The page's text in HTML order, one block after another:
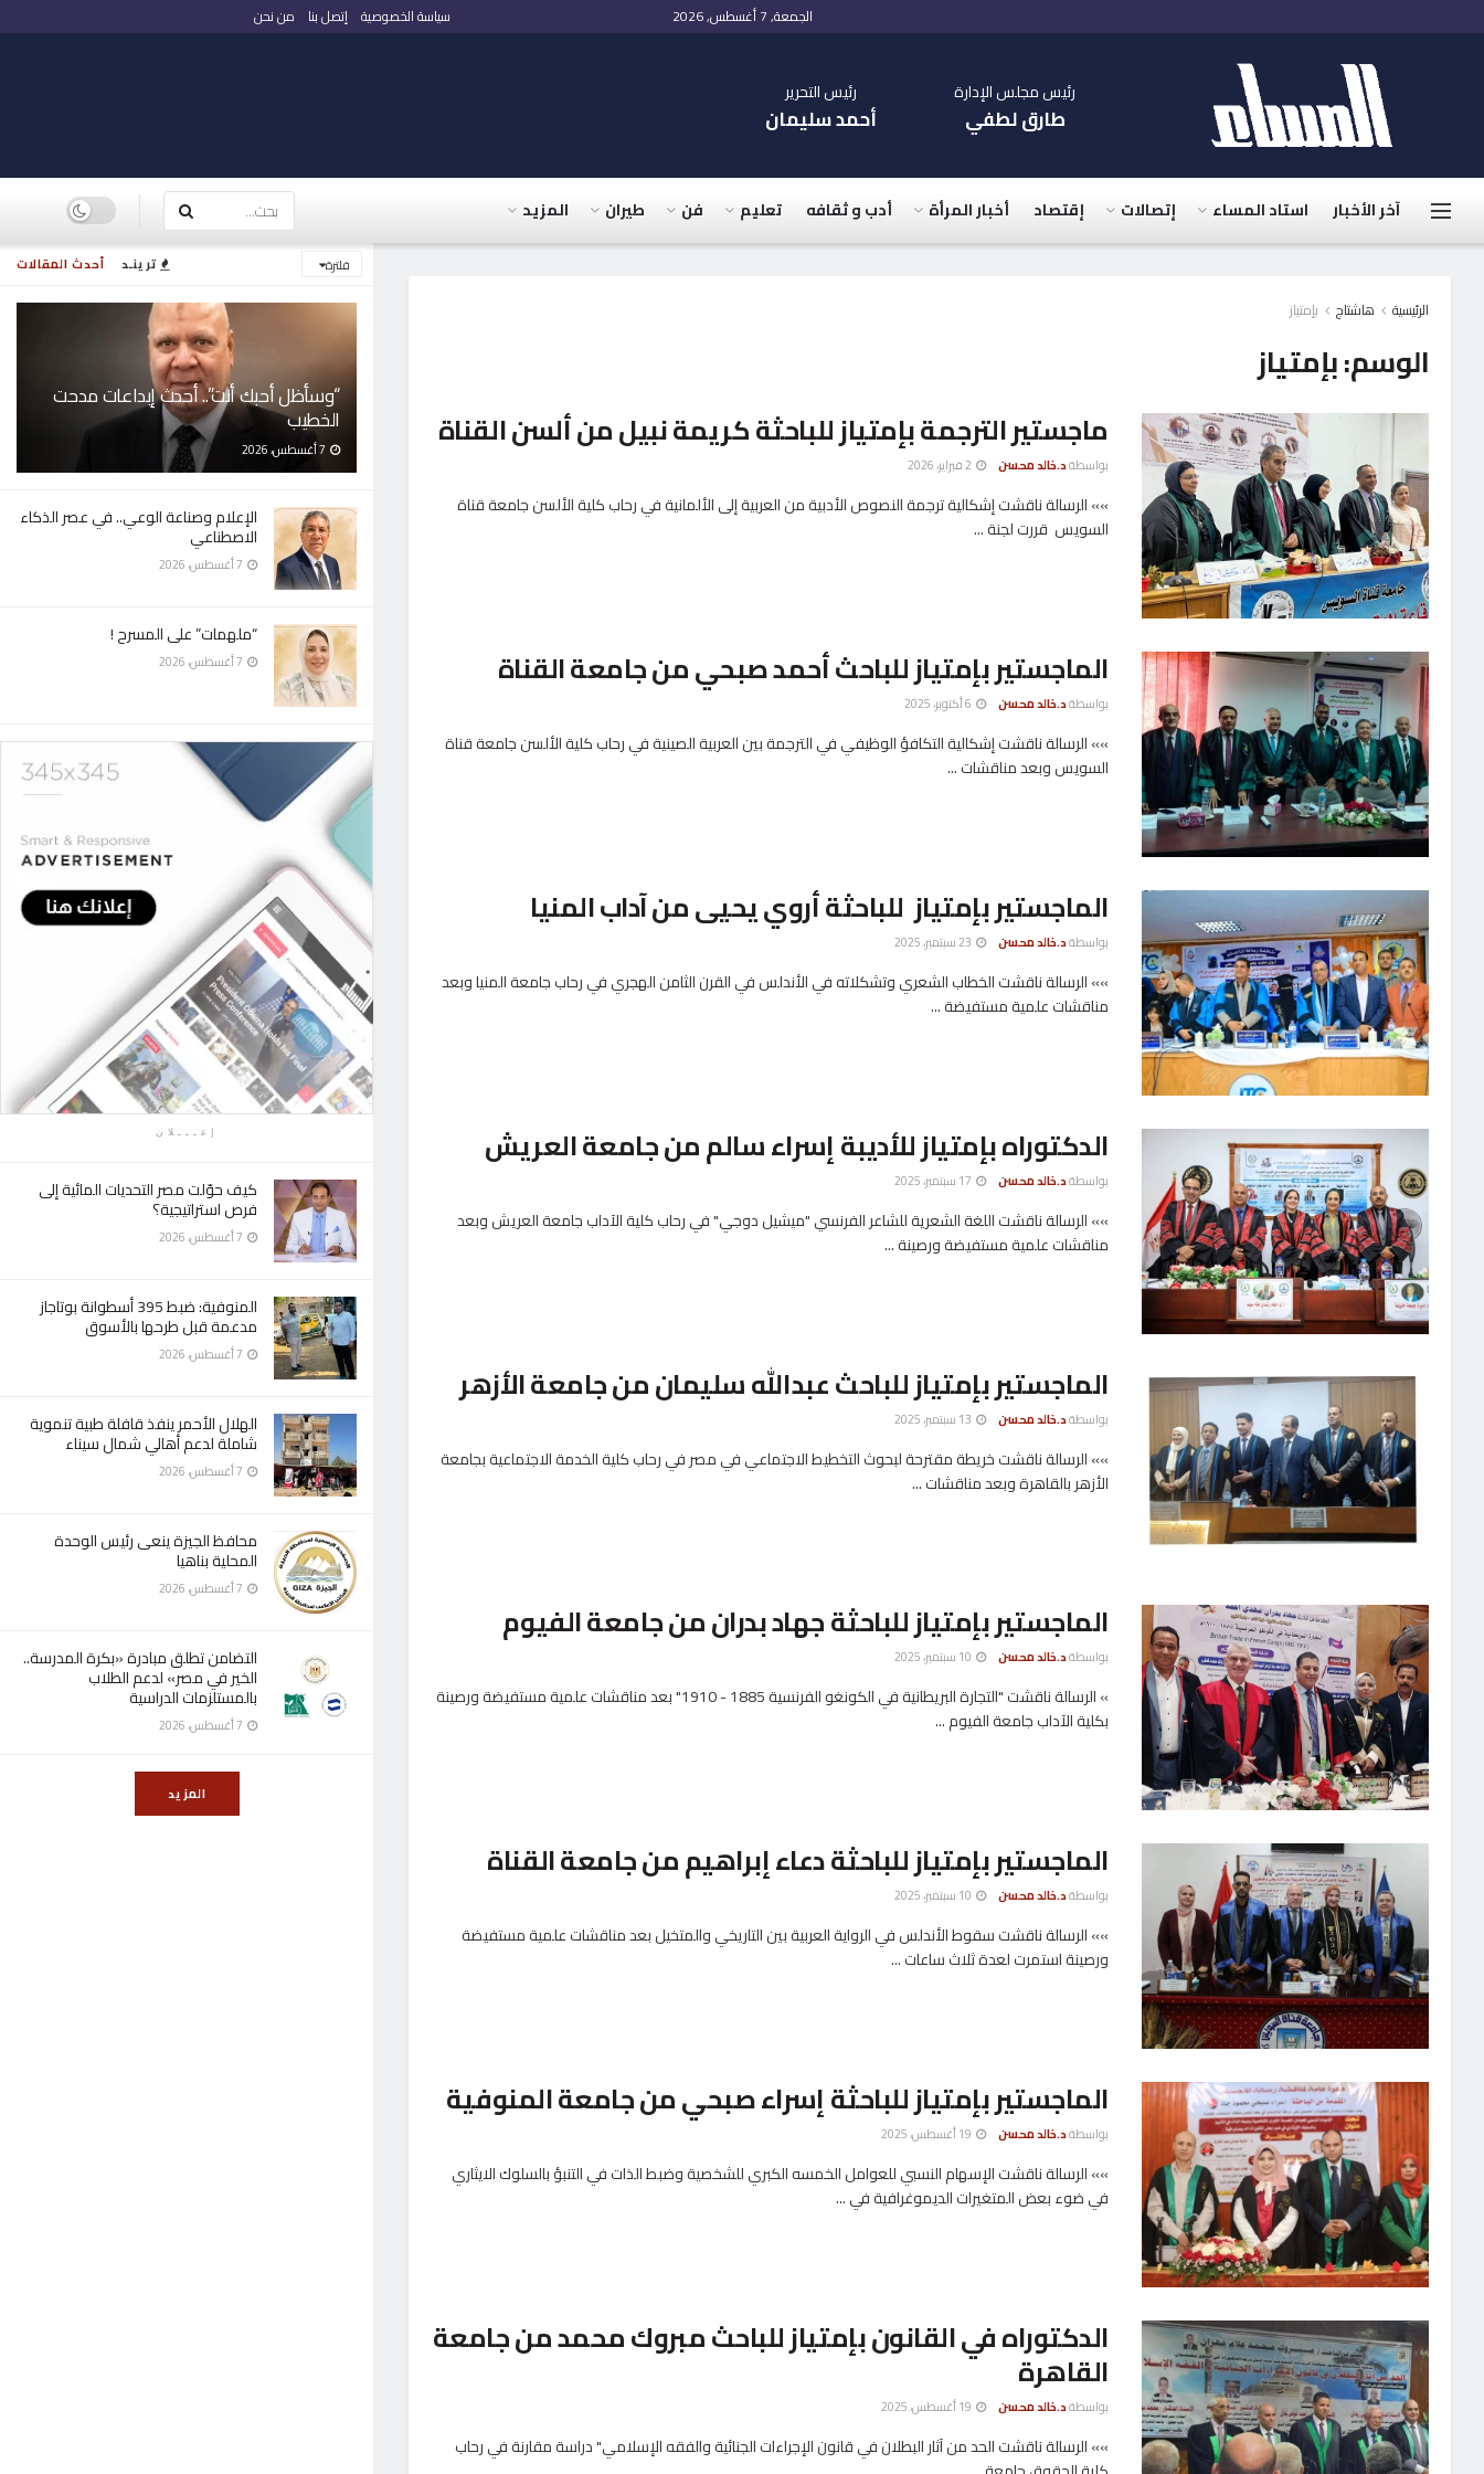
أحدث المقالات ترينـد فلترة
“وسأظل أحبك أنت”.. أحدث إبداعات مدحت
الخطيب
الإعلام وصناعة الوعي.. في عصر الذكاء
الاصطناعي
“ملهمات” على المسرح !
إعـــلان
كيف حوّلت مصر التحديات المائية إلى
فرص استراتيجية؟
المنوفية: ضبط 395 أسطوانة بوتاجاز
مدعمة قبل طرحها بالأسوق
الهلال الأحمر ينفذ قافلة طبية تنموية
شاملة لدعم أهالي شمال سيناء
محافظ الجيزة ينعى رئيس الوحدة
المحلية بناهيا
التضامن تطلق مبادرة «بكرة المدرسة..
الخير في مصر» لدعم الطلاب
بالمستلزمات الدراسية
المزيد
الجمعة, 7 أغسطس, 2026 سياسة الخصوصية إتصل بنا من نحن
رئيس مجلس الإدارة
طارق لطفي
رئيس التحرير
أحمد سليمان
آخر الأخبار استاد المساء إتصالات إقتصاد أخبار المرأة أدب و ثقافه تعليم فن طيران المزيد
الرئيسية هاشتاج بإمتياز
الوسم:بإمتياز
ماجستير الترجمة بإمتياز للباحثة كريمة نبيل من ألسن القناة
بواسطةد.خالد محسن
»» الرسالة ناقشت إشكالية ترجمة النصوص الأدبية من العربية إلى الألمانية في رحاب كلية الألسن جامعة قناة
السويس قررت لجنة ...
الماجستير بإمتياز للباحث أحمد صبحي من جامعة القناة
بواسطةد.خالد محسن
»» الرسالة ناقشت إشكالية التكافؤ الوظيفي في الترجمة بين العربية الصينية في رحاب كلية الألسن جامعة قناة
السويس وبعد مناقشات ...
الماجستير بإمتياز للباحثة أروي يحيى من آداب المنيا
بواسطةد.خالد محسن
»» الرسالة ناقشت الخطاب الشعري وتشكلاته في الأندلس في القرن الثامن الهجري في رحاب جامعة المنيا وبعد
مناقشات علمية مستفيضة ...
الدكتوراه بإمتياز للأديبة إسراء سالم من جامعة العريش
بواسطةد.خالد محسن
»» الرسالة ناقشت اللغة الشعرية للشاعر الفرنسي "ميشيل دوجي" في رحاب كلية الآداب جامعة العريش وبعد
مناقشات علمية مستفيضة ورصينة ...
الماجستير بإمتياز للباحث عبدالله سليمان من جامعة الأزهر
بواسطةد.خالد محسن
»» الرسالة ناقشت خريطة مقترحة لبحوث التخطيط الاجتماعي في مصر في رحاب كلية الخدمة الاجتماعية بجامعة
الأزهر بالقاهرة وبعد مناقشات ...
الماجستير بإمتياز للباحثة جهاد بدران من جامعة الفيوم
بواسطةد.خالد محسن
» الرسالة ناقشت "التجارة البريطانية في الكونغو الفرنسية 1885 - 1910" بعد مناقشات علمية مستفيضة ورصينة
بكلية الآداب جامعة الفيوم ...
الماجستير بإمتياز للباحثة دعاء إبراهيم من جامعة القناة
بواسطةد.خالد محسن
»» الرسالة ناقشت سقوط الأندلس في الرواية العربية بين التاريخي والمتخيل بعد مناقشات علمية مستفيضة
ورصينة استمرت لعدة ثلاث ساعات ...
الماجستير بإمتياز للباحثة إسراء صبحي من جامعة المنوفية
بواسطةد.خالد محسن
»» الرسالة ناقشت الإسهام النسبي للعوامل الخمسه الكبري للشخصية وضبط الذات في التنبؤ بالسلوك الايثاري
في ضوء بعض المتغيرات الديموغرافية في ...
الدكتوراه في القانون بإمتياز للباحث مبروك محمد من جامعة
القاهرة
بواسطةد.خالد محسن
»» الرسالة ناقشت الحد من آثار البطلان في قانون الإجراءات الجنائية والفقه الإسلامي" دراسة مقارنة في رحاب